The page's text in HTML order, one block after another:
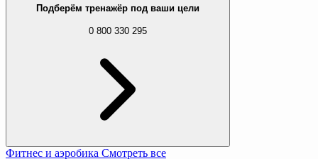
Подберём тренажёр под ваши цели
0 800 330 295
Фитнес и аэробика Смотреть все